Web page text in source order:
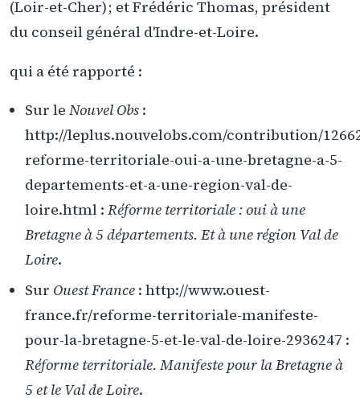
(Loir-et-Cher) ; et Frédéric Thomas, président
du conseil général d'Indre-et-Loire.
qui a été rapporté :
Sur leNouvel Obs :
http://leplus.nouvelobs.com/contribution/
reforme-territoriale-oui-a-une-bretagne-a-5-
departements-et-a-une-region-val-de-
loire.html :Réforme territoriale : oui à une
Bretagne à 5 départements. Et à une région Val de
Loire.
Sur Ouest France : http://www.ouest-
france.fr/reforme-territoriale-manifeste-
pour-la-bretagne-5-et-le-val-de-loire-2936247 :
Réforme territoriale. Manifeste pour la Bretagne à
5 et le Val de Loire.